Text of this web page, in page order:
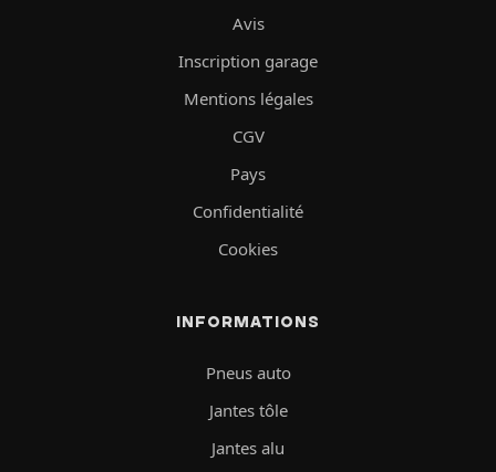
Avis
Inscription garage
Mentions légales
CGV
Pays
Confidentialité
Cookies
INFORMATIONS
Pneus auto
Jantes tôle
Jantes alu